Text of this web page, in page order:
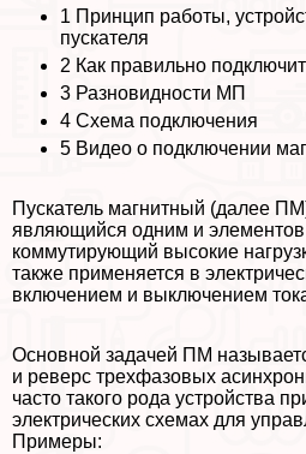
1 Принцип работы,
пускателя
2 Как правильно
3 Разновидности МП
4 Схема подключения
5 Видео о подключении
Пускатель магнитный (далее
являющийся одним и элементов
коммутирующий высокие
также применяется в
включением и выключением
Основной задачей ПМ
и реверс трехфазовых
часто такого рода устройства
электрических схемах для
Примеры: